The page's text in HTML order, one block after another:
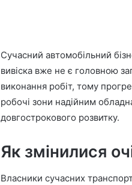
Сучасний автомобільний
вивіска вже не є головною
виконання робіт, тому
робочі зони надійним
довгострокового розвитку.
Як змінилися
Власники сучасних